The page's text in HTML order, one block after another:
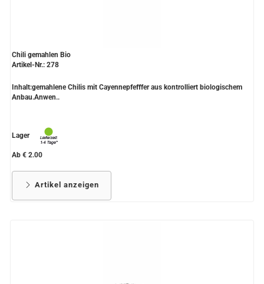
Chili gemahlen Bio
Artikel-Nr.: 278
Inhalt:gemahlene Chilis mit Cayennepfefffer aus kontrolliert biologischem
Anbau.Anwen..
Lager
Ab € 2.00
Artikel anzeigen